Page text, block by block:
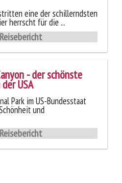
eine der schillerndsten
herrscht für die ...
- der schönste
USA
Park im US-Bundesstaat
und